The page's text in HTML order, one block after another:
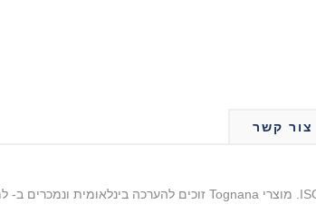
צור קשר